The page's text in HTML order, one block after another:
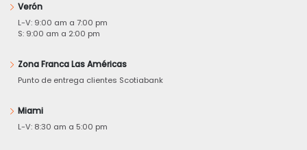
Verón
L-V: 9:00 am a 7:00 pm
S: 9:00 am a 2:00 pm
Zona Franca Las Américas
Punto de entrega clientes Scotiabank
Miami
L-V: 8:30 am a 5:00 pm